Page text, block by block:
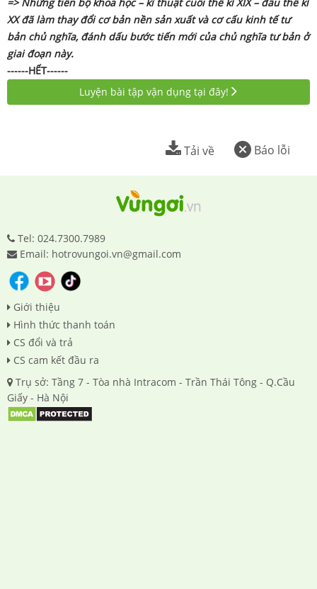
XX đã làm thay đổi cơ bản nền sản xuất và cơ cấu kinh tế tư
bản chủ nghĩa, đánh dấu bước tiến mới của chủ nghĩa tư bản ở
giai đoạn này.
------HẾT------
Luyện bài tập vận dụng tại đây!
Báo lỗi
Tải về
Tel: 024.7300.7989
Email: hotrovungoi.vn@gmail.com
Giới thiệu
Hình thức thanh toán
CS đổi và trả
CS cam kết đầu ra
Trụ sở: Tầng 7 - Tòa nhà Intracom - Trần Thái Tông - Q.Cầu
Giấy - Hà Nội